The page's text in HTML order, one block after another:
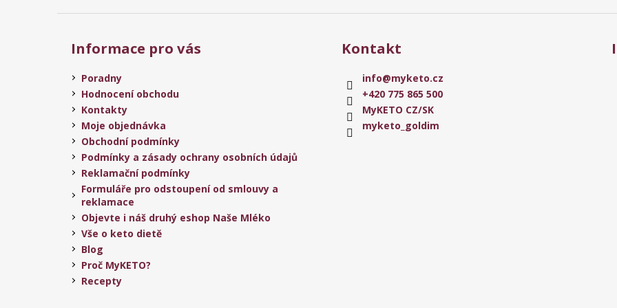
Informace pro vás
Poradny
Hodnocení obchodu
Kontakty
Moje objednávka
Obchodní podmínky
Podmínky a zásady ochrany osobních údajů
Reklamační podmínky
Formuláře pro odstoupení od smlouvy a
reklamace
Objevte i náš druhý eshop Naše Mléko
Vše o keto dietě
Blog
Proč MyKETO?
Recepty
Kontakt
info@myketo.cz
+420 775 865 500
MyKETO CZ/SK
myketo_goldim